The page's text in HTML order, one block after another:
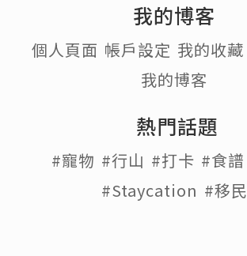
我的博客
個人頁面 帳戶設定 我的收藏
我的博客
熱門話題
#寵物 #行山 #打卡 #食譜
#Staycation #移民